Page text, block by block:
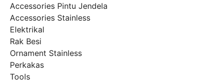
Accessories Pintu Jendela
Accessories Stainless
Elektrikal
Rak Besi
Ornament Stainless
Perkakas
Tools